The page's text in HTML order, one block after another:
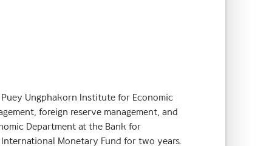
Ungphakorn Institute for Economic
foreign reserve management, and
Department at the Bank for
Monetary Fund for two years.